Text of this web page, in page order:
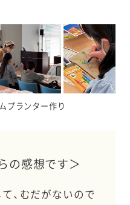
プランター作り
の感想です＞
、むだがないので